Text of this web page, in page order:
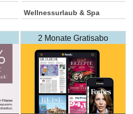
Wellnessurlaub & Spa
2 Monate Gratisabo